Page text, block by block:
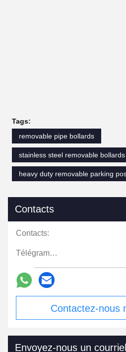
Tags:
removable pipe bollards
stainless steel removable bollards
heavy duty removable parking
Contacts
Contacts:
Télégramme:
Contactez-nous
Envoyez-nous un